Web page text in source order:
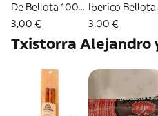
De Bellota 100
Gr
3,00 €
Iberico Bellota
100 Gr
3,00 €
Txistorra Alejandro